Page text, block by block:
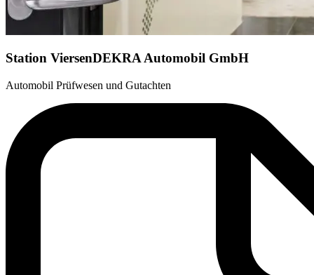
Station ViersenDEKRA Automobil GmbH
Automobil Prüfwesen und Gutachten